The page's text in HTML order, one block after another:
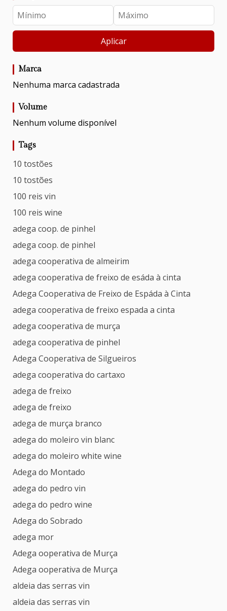
Aplicar
Marca
Nenhuma marca cadastrada
Volume
Nenhum volume disponível
Tags
10 tostões
10 tostões
100 reis vin
100 reis wine
adega coop. de pinhel
adega coop. de pinhel
adega cooperativa de almeirim
adega cooperativa de freixo de esáda à cinta
Adega Cooperativa de Freixo de Espáda à Cinta
adega cooperativa de freixo espada a cinta
adega cooperativa de murça
adega cooperativa de pinhel
Adega Cooperativa de Silgueiros
adega cooperativa do cartaxo
adega de freixo
adega de freixo
adega de murça branco
adega do moleiro vin blanc
adega do moleiro white wine
Adega do Montado
adega do pedro vin
adega do pedro wine
Adega do Sobrado
adega mor
Adega ooperativa de Murça
Adega ooperativa de Murça
aldeia das serras vin
aldeia das serras vin